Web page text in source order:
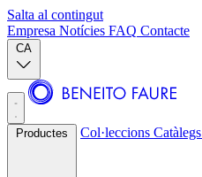
Salta al contingut
Empresa Notícies FAQ Contacte
CA
Productes Col·leccions Catàlegs